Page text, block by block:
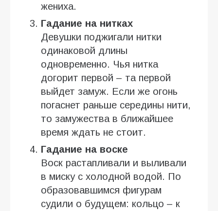
жениха.
Гадание на нитках
Девушки поджигали нитки
одинаковой длины
одновременно. Чья нитка
догорит первой – та первой
выйдет замуж. Если же огонь
погаснет раньше середины нити,
то замужества в ближайшее
время ждать не стоит.
Гадание на воске
Воск растапливали и выливали
в миску с холодной водой. По
образовавшимся фигурам
судили о будущем: кольцо – к